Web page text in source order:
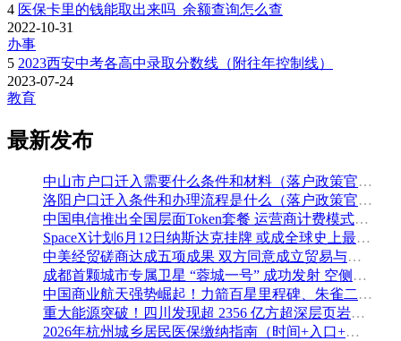
4 医保卡里的钱能取出来吗_余额查询怎么查
2022-10-31
办事
5 2023西安中考各高中录取分数线（附往年控制线）
2023-07-24
教育
最新发布
中山市户口迁入需要什么条件和材料（落户政策官方解读）
洛阳户口迁入条件和办理流程是什么（落户政策官方问答汇总）
中国电信推出全国层面Token套餐 运营商计费模式从”流量”迈向”算力”
SpaceX计划6月12日纳斯达克挂牌 或成全球史上最大规模IPO
中美经贸磋商达成五项成果 双方同意成立贸易与投资双理事会
成都首颗城市专属卫星 “蓉城一号” 成功发射 空侧直转模式同步落地 双重大突破助力国际门户枢纽建设
中国商业航天强势崛起！力箭百星里程碑、朱雀二号改进型发射成功
重大能源突破！四川发现超 2356 亿方超深层页岩气田，保障国家能源安全
2026年杭州城乡居民医保缴纳指南（时间+入口+金额）